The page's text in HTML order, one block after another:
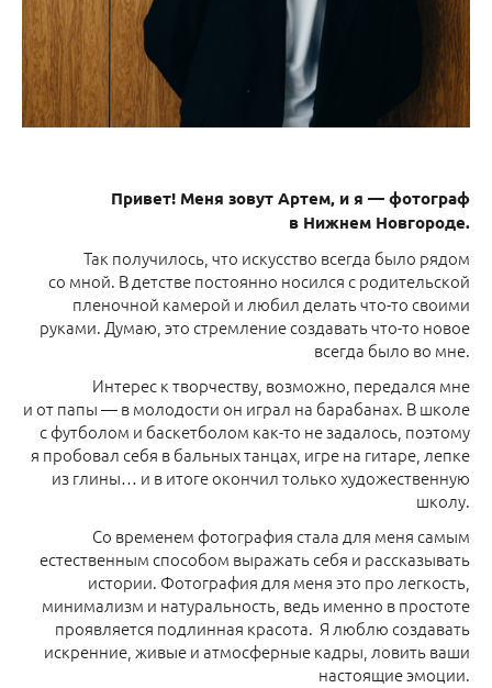
Привет! Меня зовут Артем, и я — фотограф
в Нижнем Новгороде.
Так получилось, что искусство всегда было рядом
со мной. В детстве постоянно носился с родительской
пленочной камерой и любил делать что-то своими
руками. Думаю, это стремление создавать что-то новое
всегда было во мне.
Интерес к творчеству, возможно, передался мне
и от папы — в молодости он играл на барабанах. В школе
с футболом и баскетболом как-то не задалось, поэтому
я пробовал себя в бальных танцах, игре на гитаре, лепке
из глины… и в итоге окончил только художественную
школу.
Со временем фотография стала для меня самым
естественным способом выражать себя и рассказывать
истории. Фотография для меня это про легкость,
минимализм и натуральность, ведь именно в простоте
проявляется подлинная красота. Я люблю создавать
искренние, живые и атмосферные кадры, ловить ваши
настоящие эмоции.